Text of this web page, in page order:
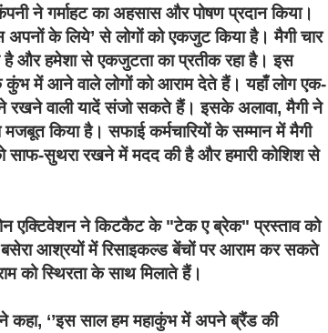
ने गर्माहट का अहसास और पोषण प्रदान किया।
अपनों के लिये’से लोगों को एकजुट किया है। मैगी चार
है और हमेशा से एकजुटता का प्रतीक रहा है। इस
कुंभ में आने वाले लोगों को आराम देते हैं। यहाँ लोग एक-
रखने वाली यादें संजो सकते हैं। इसके अलावा,मैगी ने
किया है। सफाई कर्मचारियों के सम्‍मान में मैगी
सुथरा रखने में मदद की है और हमारी कोशिश से
एक्टिवेशन ने किटकैट के "टेक ए ब्रेक" प्रस्ताव को
आश्रयों में रिसाइकल्‍ड बेंचों पर आराम कर सकते
को स्थिरता के साथ मिलाते हैं।
कहा, ‘’इस साल हम महाकुंभ में अपने ब्रैंड की